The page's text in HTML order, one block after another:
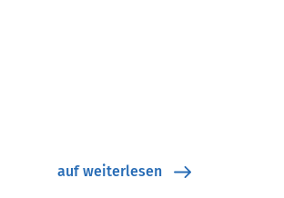
auf weiterlesen